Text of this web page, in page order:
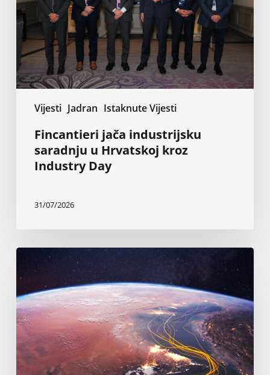
Vijesti Jadran Istaknute Vijesti
Hrvatskoj
kroz
Industry
Day
Fincantieri jača industrijsku
saradnju u Hrvatskoj kroz
Industry Day
31/07/2026
Zamka
Ormuzu